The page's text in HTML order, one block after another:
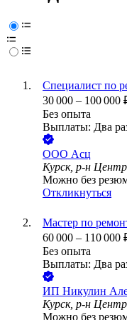
Специалист по
30 000 – 100 000
Без опыта
Выплаты: Два
ООО Асц
Курск, р-н
Можно без
Откликнуться
Мастер по
60 000 – 110 000
Без опыта
Выплаты: Два
ИП Никулин
Курск, р-н
Можно без